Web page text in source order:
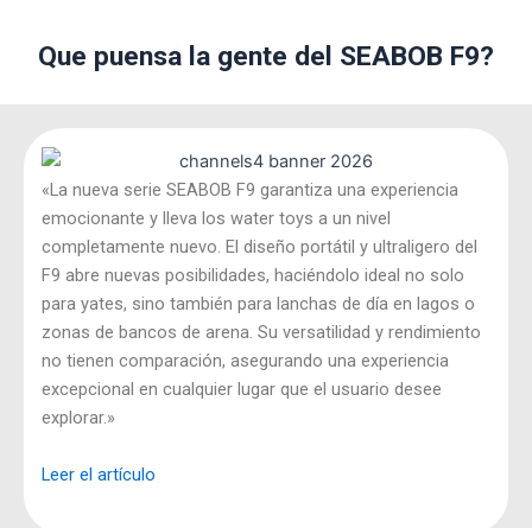
Que puensa la gente del SEABOB F9?
«La nueva serie SEABOB F9 garantiza una experiencia
emocionante y lleva los water toys a un nivel
completamente nuevo. El diseño portátil y ultraligero del
F9 abre nuevas posibilidades, haciéndolo ideal no solo
para yates, sino también para lanchas de día en lagos o
zonas de bancos de arena. Su versatilidad y rendimiento
no tienen comparación, asegurando una experiencia
excepcional en cualquier lugar que el usuario desee
explorar.»
Leer el artículo